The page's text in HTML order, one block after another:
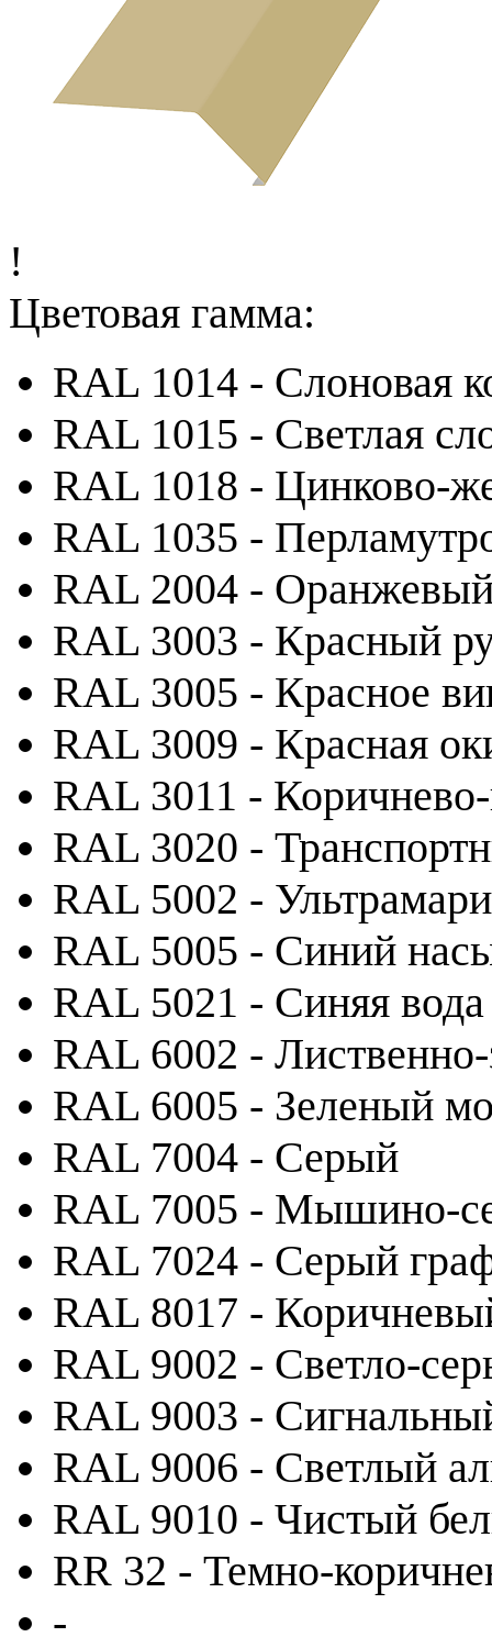
!
Цветовая гамма:
RAL 1014 - Слоновая
RAL 1015 - Светлая
RAL 1018 - Цинково-
RAL 1035 -
RAL 2004 -
RAL 3003 - Красный
RAL 3005 - Красное
RAL 3009 - Красная
RAL 3011 -
RAL 3020 -
RAL 5002 -
RAL 5005 - Синий
RAL 5021 - Синяя вода
RAL 6002 -
RAL 6005 - Зеленый
RAL 7004 - Серый
RAL 7005 - Мышино-
RAL 7024 - Серый
RAL 8017 -
RAL 9002 - Светло-
RAL 9003 -
RAL 9006 - Светлый
RAL 9010 - Чистый
RR 32 - Темно-
-